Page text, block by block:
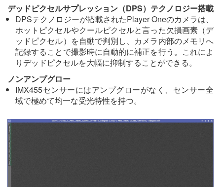
デッドピクセルサプレッション（DPS）テクノロジー搭載
DPSテクノロジーが搭載されたPlayer Oneのカメラは、
ホットピクセルやクールピクセルと言った欠損画素（デ
ッドピクセル）を自動で判別し、カメラ内部のメモリへ
記録することで撮影時に自動的に補正を行う。これによ
りデッドピクセルを大幅に抑制することができる。
ノンアンプグロー
IMX455センサーにはアンプグローがなく、センサー全
域で極めて均一な受光特性を持つ。